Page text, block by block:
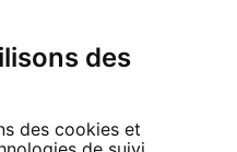
des
des cookies et